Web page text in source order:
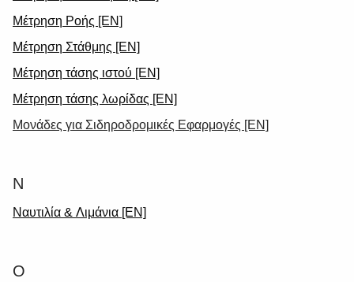
Μέτρηση Ροής [EN]
Μέτρηση Στάθμης [EN]
Μέτρηση τάσης ιστού [EN]
Μέτρηση τάσης λωρίδας [EN]
Μονάδες για Σιδηροδρομικές Εφαρμογές [EN]
Ν
Ναυτιλία & Λιμάνια [EN]
Ο